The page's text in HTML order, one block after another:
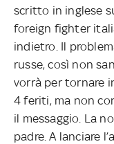
scritto in inglese
foreign fighter
indietro. Il
russe, così non
vorrà per tornare
4 feriti, ma non
il messaggio. La
padre. A lanciare